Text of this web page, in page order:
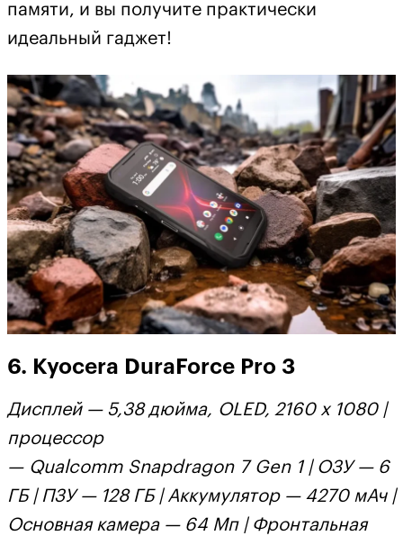
памяти, и вы получите практически
идеальный гаджет!
6. Kyocera DuraForce Pro 3
Дисплей — 5,38 дюйма, OLED, 2160 х 1080 |
процессор
— Qualcomm Snapdragon 7 Gen 1 | ОЗУ — 6
ГБ | ПЗУ — 128 ГБ | Аккумулятор — 4270 мАч |
Основная камера — 64 Мп | Фронтальная